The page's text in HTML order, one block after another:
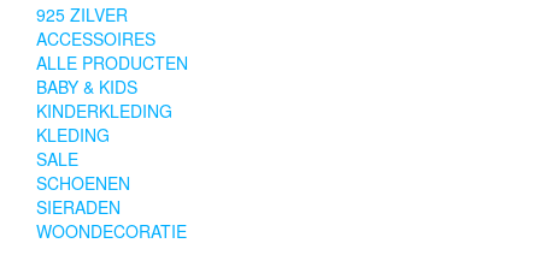
925 ZILVER
ACCESSOIRES
ALLE PRODUCTEN
BABY & KIDS
KINDERKLEDING
KLEDING
SALE
SCHOENEN
SIERADEN
WOONDECORATIE